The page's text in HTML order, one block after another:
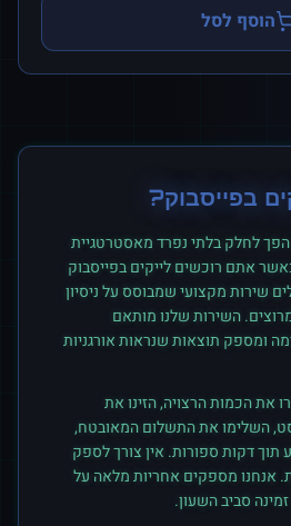
הוסף לסל
בפייסבוק?
לחלק בלתי נפרד מאסטרטגיית
אתם רוכשיםלייקיםבפייסבוק
שירות מקצועי שמבוסס על ניסיון
השירות שלנו מותאם
ומספק תוצאות שנראות אורגניות
את הכמות הרצויה, הזינו את
השלימו את התשלום המאובטח,
תוך דקות ספורות. אין צורך לספק
אנחנו מספקים אחריות מלאה על
סביב השעון.